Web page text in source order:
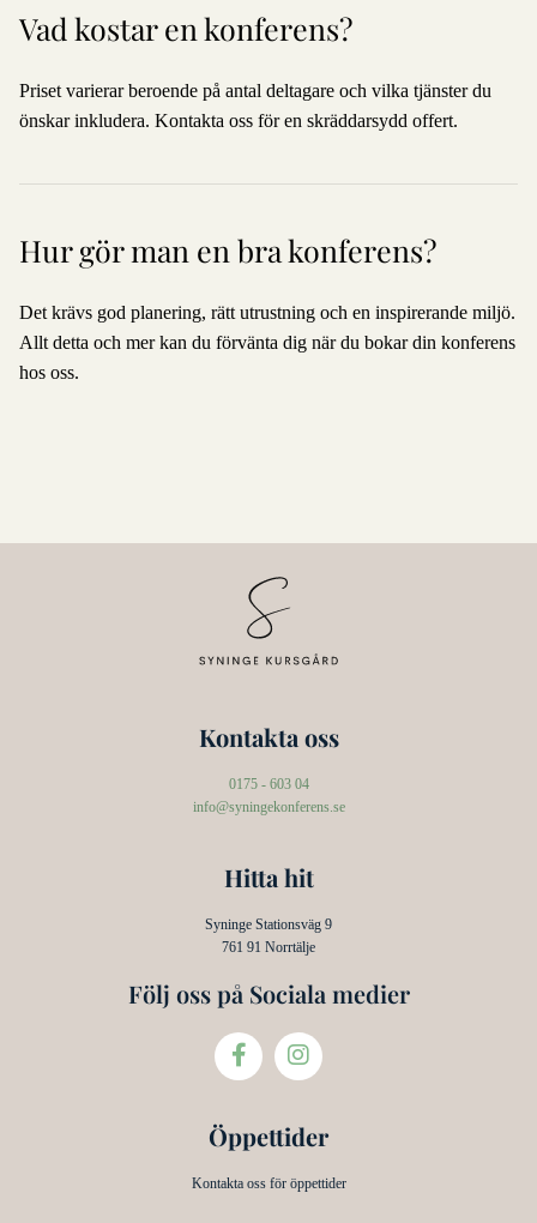
Vad kostar en konferens?
Priset varierar beroende på antal deltagare och vilka tjänster du
önskar inkludera. Kontakta oss för en skräddarsydd offert.
Hur gör man en bra konferens?
Det krävs god planering, rätt utrustning och en inspirerande miljö.
Allt detta och mer kan du förvänta dig när du bokar din konferens
hos oss.
Kontakta oss
0175 - 603 04
info@syningekonferens.se
Hitta hit
Syninge Stationsväg 9
761 91 Norrtälje
Följ oss på Sociala medier
Öppettider
Kontakta oss för öppettider